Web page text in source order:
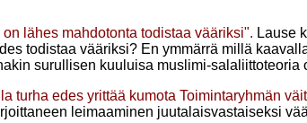
lähes mahdotonta todistaa vääriksi". Lause
todistaa vääriksi? En ymmärrä millä
surullisen kuuluisa muslimi-salaliittoteoria
turha edes yrittää kumota Toimintaryhmän
leimaaminen juutalaisvastaiseksi